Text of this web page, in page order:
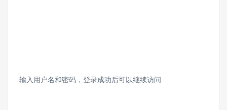
输入用户名和密码，登录成功后可以继续访问